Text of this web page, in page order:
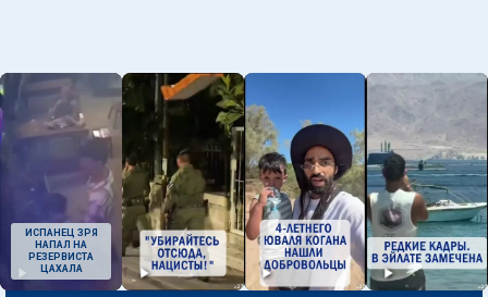
ИСПАНЕЦ ЗРЯ
НАПАЛ НА
РЕЗЕРВИСТА
ЦАХАЛА